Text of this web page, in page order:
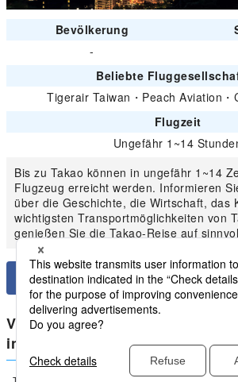
Bevölkerung
-
Beliebte
Tigerair Taiwan ・ Peach Aviation ・
Flugzeit
Ungefähr 1~14
Bis zu Takao können in ungefähr 1~14
Flugzeug erreicht werden. Informieren
über die Geschichte, die Wirtschaft, das
wichtigsten Transportmöglichkeiten von
genießen Sie die Takao-Reise auf
Vergleichen Sie die niedrigsten
inländische Taiwan von Takao